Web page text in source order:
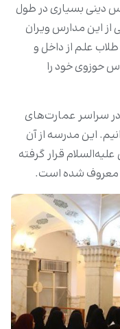
دینی بسیاری در طول
این مدارس ویران
علم از داخل و
حوزوی خود را
سراسر عمارت‌های
این مدرسه از آن
قرار گرفته
معروف شده است.